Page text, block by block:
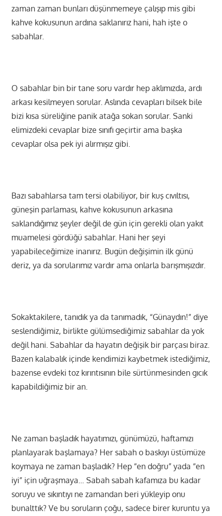
zaman zaman bunları düşünmemeye çalışıp mis gibi
kahve kokusunun ardına saklanırız hani, hah işte o
sabahlar.
O sabahlar bin bir tane soru vardır hep aklımızda, ardı
arkası kesilmeyen sorular. Aslında cevapları bilsek bile
bizi kısa süreliğine panik atağa sokan sorular. Sanki
elimizdeki cevaplar bize sınıfı geçirtir ama başka
cevaplar olsa pek iyi alırmışız gibi.
Bazı sabahlarsa tam tersi olabiliyor, bir kuş cıvıltısı,
güneşin parlaması, kahve kokusunun arkasına
saklandığımız şeyler değil de gün için gerekli olan yakıt
muamelesi gördüğü sabahlar. Hani her şeyi
yapabileceğimize inanırız. Bugün değişimin ilk günü
deriz, ya da sorularımız vardır ama onlarla barışmışızdır.
Sokaktakilere, tanıdık ya da tanımadık, “Günaydın!” diye
seslendiğimiz, birlikte gülümsediğimiz sabahlar da yok
değil hani. Sabahlar da hayatın değişik bir parçası biraz.
Bazen kalabalık içinde kendimizi kaybetmek istediğimiz,
bazense evdeki toz kırıntısının bile sürtünmesinden gıcık
kapabildiğimiz bir an.
Ne zaman başladık hayatımızı, günümüzü, haftamızı
planlayarak başlamaya? Her sabah o baskıyı üstümüze
koymaya ne zaman başladık? Hep “en doğru” yada “en
iyi” için uğraşmaya… Sabah sabah kafamıza bu kadar
soruyu ve sıkıntıyı ne zamandan beri yükleyip onu
bunalttık? Ve bu soruların çoğu, sadece birer kuruntu ya